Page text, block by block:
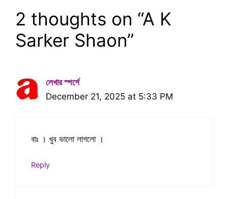
2 thoughts on “A K
Sarker Shaon”
লেখার স্পর্শে
December 21, 2025 at 5:33 PM
বাঃ । খুব ভালো লাগলো ।
Reply